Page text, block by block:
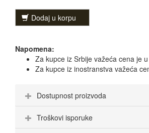
Dodaj u korpu
Napomena:
Za kupce iz Srbije važeća cena je u
Za kupce iz inostranstva važeća
Dostupnost proizvoda
Troškovi isporuke